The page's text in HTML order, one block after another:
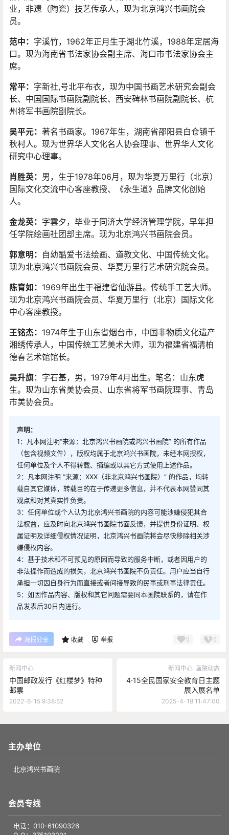
业，非遗（陶瓷）技艺传承人，现为北京鸿兴书画院会
员。
范中： 字溪竹，1962年正月生于湖北竹溪，1988年定居海
口。现为海南省书法家协会副主席、海口市书法家协会主
席。
常平： 字新社,号北平布衣，现为中国书画艺术研究会副会
长、中国国际书画院副院长、西安碑林书画院副院长、杭
州将军书画院副院长。
吴平元： 著名书画家。1967年生，湖南省邵阳县白仓镇千
秋村人。现为世界华人文化名人协会理事、世界华人文化
研究中心理事。
肖胜英： 男，生于1978年06月，现为华夏万里行（北京）
国际文化交流中心客座教授、《永生道》品牌文化创始
人。
金龙英： 字雲夕，毕业于同济大学经济管理学院，早年担
任学院绘画社团部主席。现为北京鸿兴书画院会员。
郭意明 ： 自幼酷爱书法绘画、道教文化、中国传统文化。
现为北京鸿兴书画院会员、华夏万里行艺术研究院会员。
陈育如： 1969年出生于福建省仙游县。传统手工艺大师。
现为北京鸿兴书画院会员、华夏万里行（北京）国际文化
中心客座教授。
王铭杰： 1974年生于山东省烟台市，中国非物质文化遗产
湘绣传承人，中国传统工艺美术大师，现为福建省福清柏
德春艺术馆馆长。
吴升旗：字石基，男，1979年4月出生。笔名：山东虎
生。现为山东省美协会员、山东省将军书画院理事、青岛
市美协会员。
声明：
1：凡本网注明“来源：北京鸿兴书画院或鸿兴书画院” 的所有作品
（包含视频文件），版权均属于北京鸿兴书画院，未经本网授权，
任何单位及个人不得转载、摘编或以其它方式使用上述作品。
2：凡本网注明 “来源：XXX（非北京鸿兴书画院）” 的作品，均转
载自其它媒体，转载目的在于传递更多信息，并不代表本网赞同其
观点和对其真实性负责。
3：任何单位或个人认为北京鸿兴书画院的内容可能涉嫌侵犯其合
法权益，应及时向北京鸿兴书画院书面反馈，并提供身份证明、权
属证明及详细侵权情况证明，北京鸿兴书画院将会尽快移除相关涉
嫌侵权内容。
4：基于技术和不可预见的原因而导致的服务中断，或者因用户的
非法操作而造成的损失，北京鸿兴书画院不负责任。用户应当自行
承担一切因自身行为而直接或者间接导致的民事或刑事法律责任。
5：如因作品内容、版权和其它问题需要同本画院联系的，请在作
品发表后30日内进行。
海报分享 收藏 举报 0 0
新闻中心
中国邮政发行《红楼梦》特种
邮票
2022-6-15 9:38:52
新闻中心 画院动态
4·15全民国家安全教育日主题
展入展名单
2025-4-18 11:47:00
主办单位
北京鸿兴书画院
会员专线
电话：010-61090326